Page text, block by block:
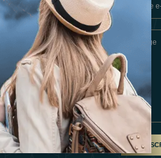
Termes Et Conditions
Devenez Partenaire
Our Team